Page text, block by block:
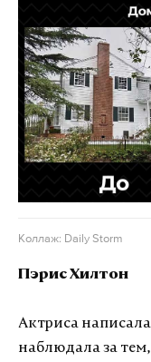
Коллаж: Daily Storm
Пэрис Хилтон
Актриса
наблюдала за